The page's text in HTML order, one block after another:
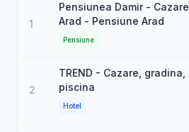
1
Pensiunea Damir - Cazare
Arad - Pensiune Arad
Pensiune
2
TREND - Cazare, gradina,
piscina
Hotel